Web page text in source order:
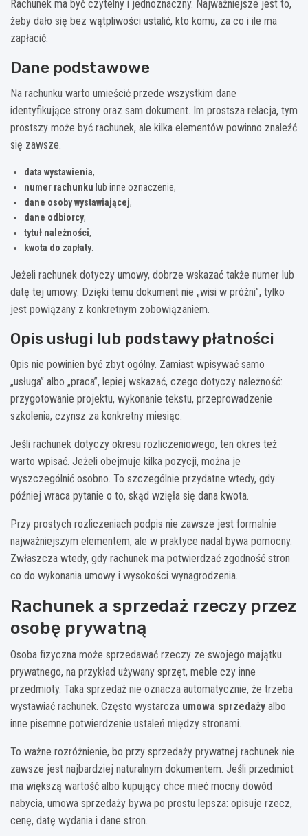
Rachunek ma być czytelny i jednoznaczny. Najważniejsze jest to,
żeby dało się bez wątpliwości ustalić, kto komu, za co i ile ma
zapłacić.
Dane podstawowe
Na rachunku warto umieścić przede wszystkim dane
identyfikujące strony oraz sam dokument. Im prostsza relacja, tym
prostszy może być rachunek, ale kilka elementów powinno znaleźć
się zawsze.
data wystawienia,
numer rachunku lub inne oznaczenie,
dane osoby wystawiającej,
dane odbiorcy,
tytuł należności,
kwota do zapłaty.
Jeżeli rachunek dotyczy umowy, dobrze wskazać także numer lub
datę tej umowy. Dzięki temu dokument nie „wisi w próżni”, tylko
jest powiązany z konkretnym zobowiązaniem.
Opis usługi lub podstawy płatności
Opis nie powinien być zbyt ogólny. Zamiast wpisywać samo
„usługa” albo „praca”, lepiej wskazać, czego dotyczy należność:
przygotowanie projektu, wykonanie tekstu, przeprowadzenie
szkolenia, czynsz za konkretny miesiąc.
Jeśli rachunek dotyczy okresu rozliczeniowego, ten okres też
warto wpisać. Jeżeli obejmuje kilka pozycji, można je
wyszczególnić osobno. To szczególnie przydatne wtedy, gdy
później wraca pytanie o to, skąd wzięła się dana kwota.
Przy prostych rozliczeniach podpis nie zawsze jest formalnie
najważniejszym elementem, ale w praktyce nadal bywa pomocny.
Zwłaszcza wtedy, gdy rachunek ma potwierdzać zgodność stron
co do wykonania umowy i wysokości wynagrodzenia.
Rachunek a sprzedaż rzeczy przez
osobę prywatną
Osoba fizyczna może sprzedawać rzeczy ze swojego majątku
prywatnego, na przykład używany sprzęt, meble czy inne
przedmioty. Taka sprzedaż nie oznacza automatycznie, że trzeba
wystawiać rachunek. Często wystarcza umowa sprzedaży albo
inne pisemne potwierdzenie ustaleń między stronami.
To ważne rozróżnienie, bo przy sprzedaży prywatnej rachunek nie
zawsze jest najbardziej naturalnym dokumentem. Jeśli przedmiot
ma większą wartość albo kupujący chce mieć mocny dowód
nabycia, umowa sprzedaży bywa po prostu lepsza: opisuje rzecz,
cenę, datę wydania i dane stron.